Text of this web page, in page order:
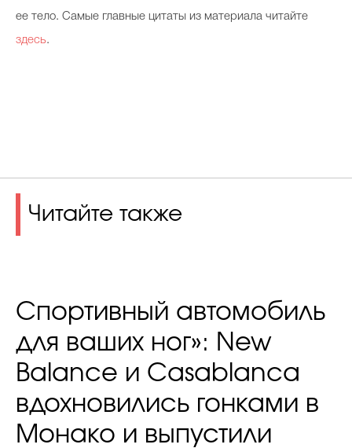
ее тело. Самые главные цитаты из материала читайте
здесь.
Читайте также
Спортивный автомобиль
для ваших ног»: New
Balance и Casablanca
вдохновились гонками в
Монако и выпустили